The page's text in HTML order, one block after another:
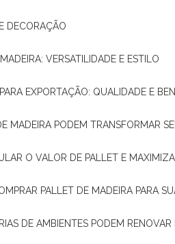
DECORAÇÃO
VERSATILIDADE E ESTILO
EXPORTAÇÃO: QUALIDADE E
MADEIRA PODEM TRANSFORMAR
O VALOR DE PALLET E
PALLET DE MADEIRA PARA
DE AMBIENTES PODEM